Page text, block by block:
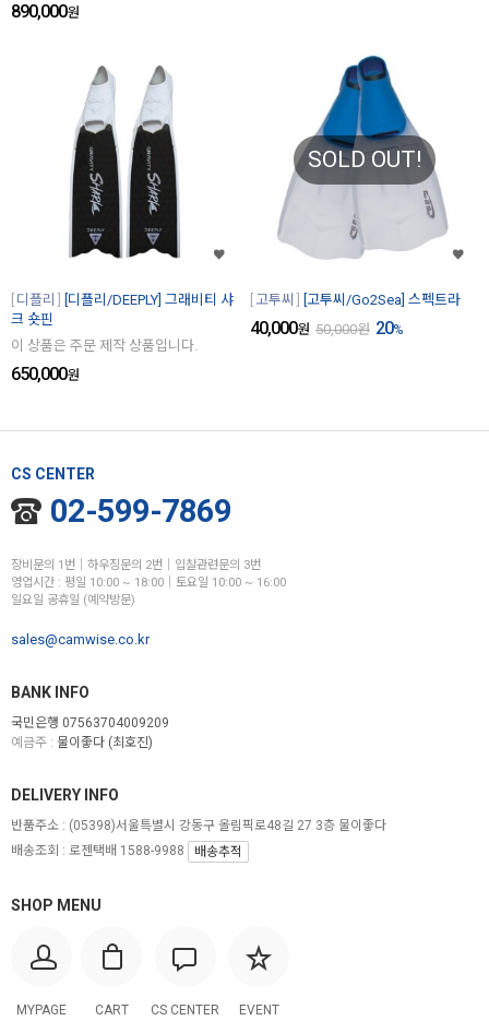
890,000원
디플리
[디플리/DEEPLY] 그래비티 샤
크 숏핀
이 상품은 주문 제작 상품입니다.
650,000원
SOLD OUT!
고투씨 [고투씨/Go2Sea] 스펙트라
40,000원 50,000원 20%
CS CENTER
02-599-7869
장비문의 1번│하우징문의 2번│입찰관련문의 3번
영업시간 : 평일 10:00 ~ 18:00│토요일 10:00 ~ 16:00
일요일 공휴일 (예약방문)
sales@camwise.co.kr
BANK INFO
국민은행 07563704009209
예금주 : 물이좋다 (최호진)
SHOP MENU
MYPAGE CART CS CENTER EVENT
DELIVERY INFO
반품주소 : (05398)서울특별시 강동구 올림픽로48길 27 3층 물이좋다
배송조회 : 로젠택배 1588-9988
배송추적